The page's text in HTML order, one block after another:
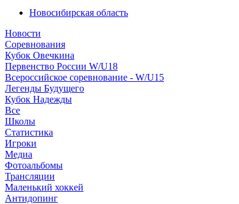
Новосибирская область
Новости
Соревнования
Кубок Овечкина
Первенство России W/U18
Всероссийское соревнование - W/U15
Легенды Будущего
Кубок Надежды
Все
Школы
Статистика
Игроки
Медиа
Фотоальбомы
Трансляции
Маленький хоккей
Антидопинг